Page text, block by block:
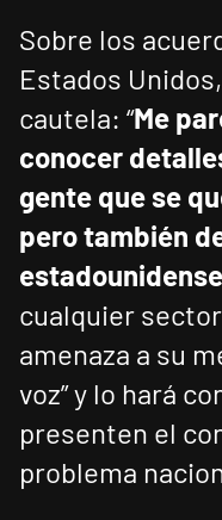
Sobre los
Estados
cautela: “Me
conocer
gente que se
pero también
estadounidense
cualquier
amenaza a su
voz” y lo hará
presenten el
problema